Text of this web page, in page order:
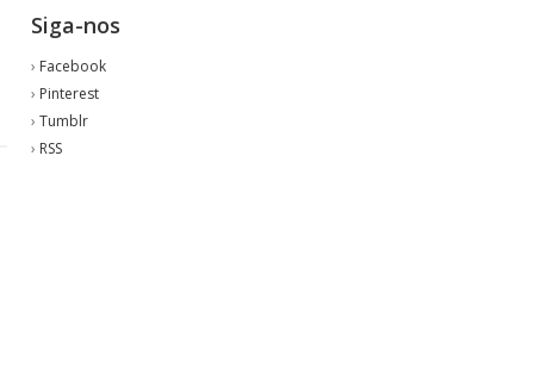
Siga-nos
› Facebook
› Pinterest
› Tumblr
› RSS